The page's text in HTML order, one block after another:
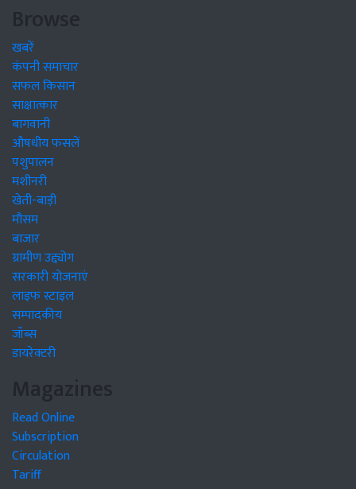
Browse
खबरें
कंपनी समाचार
सफल किसान
साक्षात्कार
बागवानी
औषधीय फसलें
पशुपालन
मशीनरी
खेती-बाड़ी
मौसम
बाजार
ग्रामीण उद्द्योग
सरकारी योजनाएं
लाइफ स्टाइल
सम्पादकीय
जॉब्स
डायरेक्टरी
Magazines
Read Online
Subscription
Circulation
Tariff